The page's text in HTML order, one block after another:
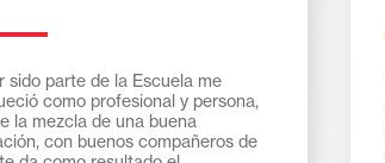
sido parte de la Escuela me
como profesional y persona,
la mezcla de una buena
con buenos compañeros de